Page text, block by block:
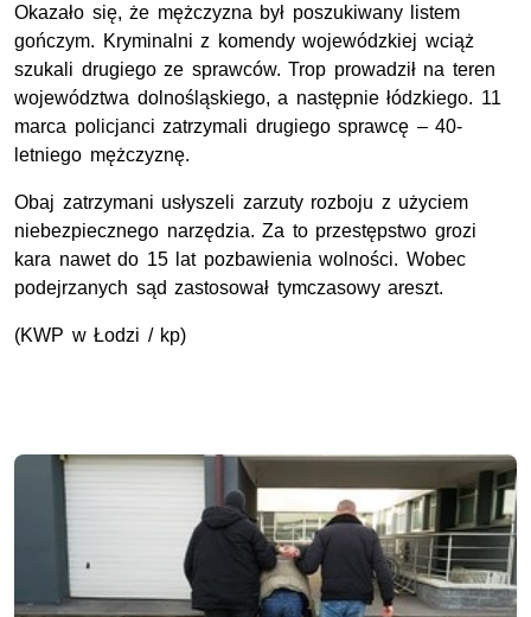
Okazało się, że mężczyzna był poszukiwany listem
gończym. Kryminalni z komendy wojewódzkiej wciąż
szukali drugiego ze sprawców. Trop prowadził na teren
województwa dolnośląskiego, a następnie łódzkiego. 11
marca policjanci zatrzymali drugiego sprawcę – 40-
letniego mężczyznę.
Obaj zatrzymani usłyszeli zarzuty rozboju z użyciem
niebezpiecznego narzędzia. Za to przestępstwo grozi
kara nawet do 15 lat pozbawienia wolności. Wobec
podejrzanych sąd zastosował tymczasowy areszt.
(KWP w Łodzi / kp)